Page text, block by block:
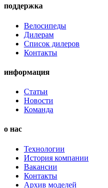
поддержка
Велосипеды
Дилерам
Список дилеров
Контакты
информация
Статьи
Новости
Команда
о нас
Технологии
История компании
Вакансии
Контакты
Архив моделей